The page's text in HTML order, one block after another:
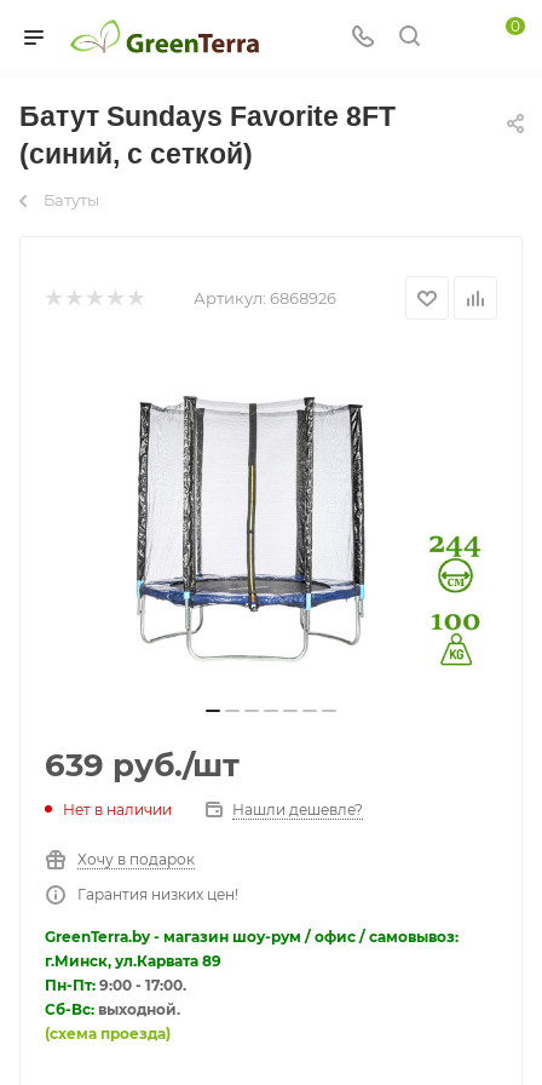
0
Батут Sundays Favorite 8FT
(синий, с сеткой)
Батуты
Артикул: 6868926
639 руб./шт
Нет в наличии Нашли дешевле?
Хочу в подарок
Гарантия низких цен!
GreenTerra.by - магазин шоу-рум / офис / самовывоз:
г.Минск, ул.Карвата 89
Пн-Пт: 9:00 - 17:00.
Сб-Вс: выходной.
(схема проезда)